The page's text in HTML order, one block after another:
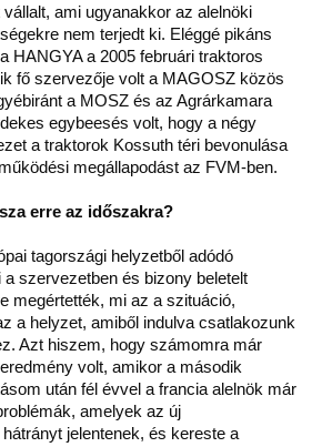
ami ugyanakkor az alelnöki
nem terjedt ki. Eléggé pikáns
HANGYA a 2005 februári traktoros
fő szervezője volt a MAGOSZ közös
a MOSZ és az Agrárkamara
egybeesés volt, hogy a négy
a traktorok Kossuth téri bevonulása
megállapodást az FVM-ben.
erre az időszakra?
tagországi helyzetből adódó
szervezetben és bizony beletelt
megértették, mi az a szituáció,
a helyzet, amiből indulva csatlakozunk
Azt hiszem, hogy számomra már
volt, amikor a második
után fél évvel a francia alelnök már
amelyek az új
jelentenek, és kereste a